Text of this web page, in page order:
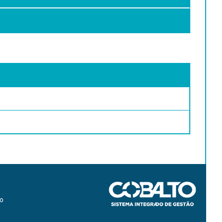
928 p. ISBN 8570013094.
9788535236453
19--. 164 p.